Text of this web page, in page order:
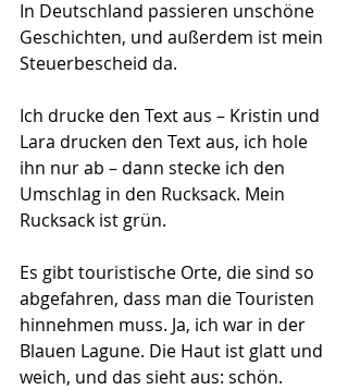
In Deutschland passieren unschöne
Geschichten, und außerdem ist mein
Steuerbescheid da.
Ich drucke den Text aus – Kristin und
Lara drucken den Text aus, ich hole
ihn nur ab – dann stecke ich den
Umschlag in den Rucksack. Mein
Rucksack ist grün.
Es gibt touristische Orte, die sind so
abgefahren, dass man die Touristen
hinnehmen muss. Ja, ich war in der
Blauen Lagune. Die Haut ist glatt und
weich, und das sieht aus: schön.